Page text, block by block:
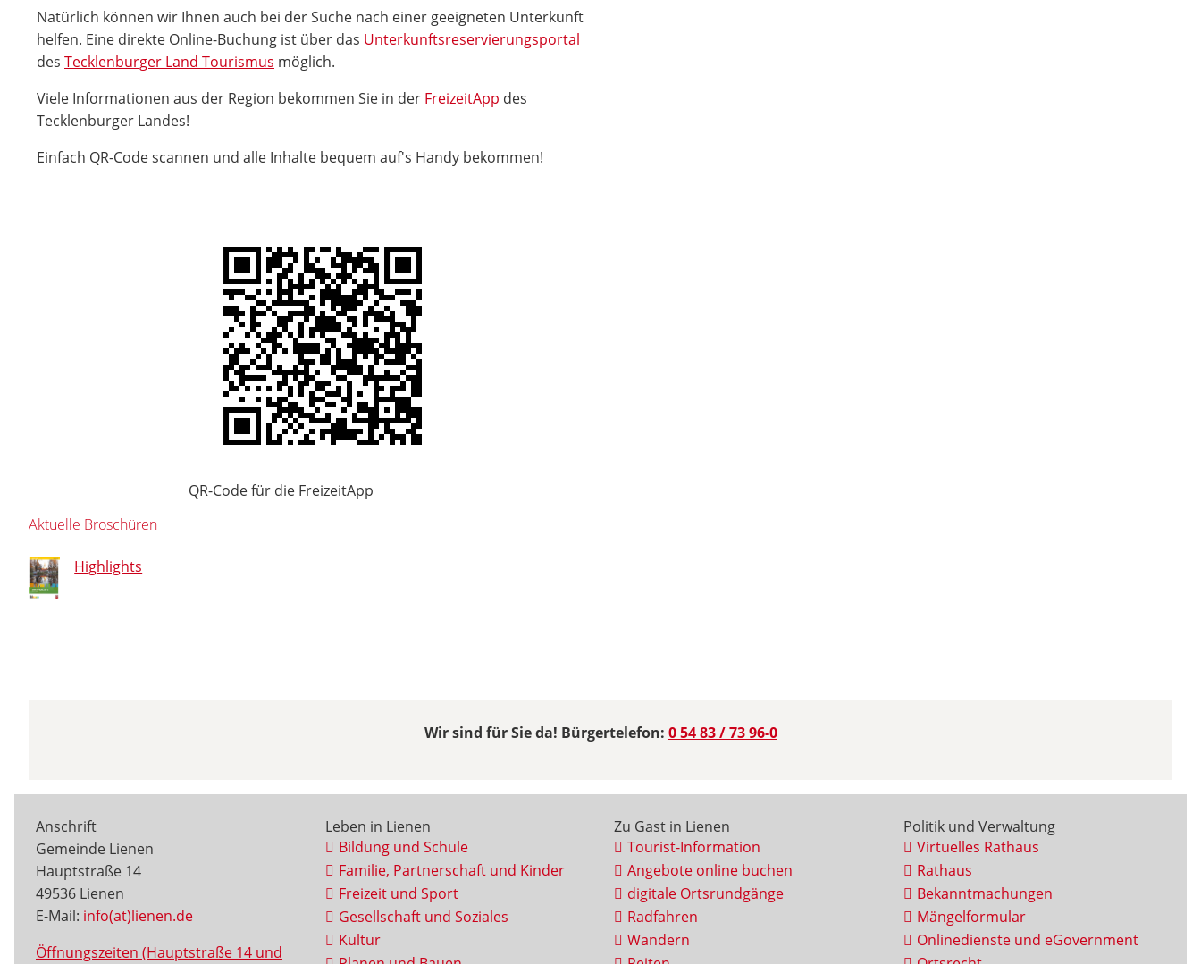
QR-Code für die FreizeitApp
Natürlich können wir Ihnen auch bei der Suche nach einer geeigneten Unterkunft
helfen. Eine direkte Online-Buchung ist über das Unterkunftsreservierungsportal
des Tecklenburger Land Tourismus möglich.
Viele Informationen aus der Region bekommen Sie in der FreizeitApp des
Tecklenburger Landes!
Einfach QR-Code scannen und alle Inhalte bequem auf's Handy bekommen!
Aktuelle Broschüren
Highlights
Wir sind für Sie da! Bürgertelefon: 0 54 83 / 73 96-0
Anschrift
Gemeinde Lienen
Hauptstraße 14
49536 Lienen
E-Mail: info(at)lienen.de
Öffnungszeiten (Hauptstraße 14 und
Leben in Lienen
Bildung und Schule
Familie, Partnerschaft und Kinder
Freizeit und Sport
Gesellschaft und Soziales
Kultur
Zu Gast in Lienen
Tourist-Information
Angebote online buchen
digitale Ortsrundgänge
Radfahren
Wandern
Politik und Verwaltung
Virtuelles Rathaus
Rathaus
Bekanntmachungen
Mängelformular
Onlinedienste und eGovernment